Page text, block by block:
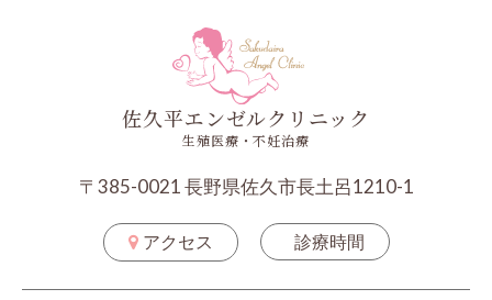
佐久平エンゼルクリニック
生殖医療・不妊治療
〒385-0021 長野県佐久市長土呂1210-1
アクセス 診療時間